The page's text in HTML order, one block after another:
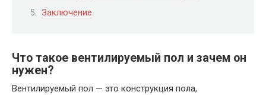
Заключение
Что такое вентилируемый пол и зачем он
нужен?
Вентилируемый пол — это конструкция пола,